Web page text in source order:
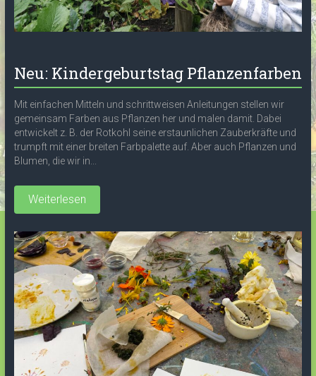
Neu: Kindergeburtstag Pflanzenfarben
Mit einfachen Mitteln und schrittweisen Anleitungen stellen wir
gemeinsam Farben aus Pflanzen her und malen damit. Dabei
entwickelt z. B. der Rotkohl seine erstaunlichen Zauberkräfte und
trumpft mit einer breiten Farbpalette auf. Aber auch Pflanzen und
Blumen, die wir in...
Weiterlesen